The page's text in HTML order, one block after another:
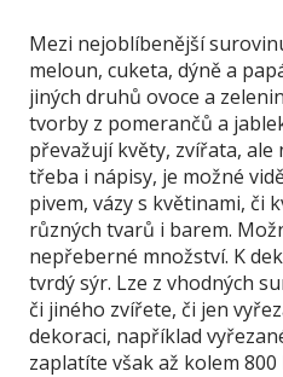
Mezi nejoblíbenější
meloun, cuketa, dýně a
jiných druhů ovoce a
tvorby z pomerančů a
převažují květy, zvířata, ale
třeba i nápisy, je možné
pivem, vázy s květinami, či
různých tvarů i barem.
nepřeberné množství. K
tvrdý sýr. Lze z vhodných
či jiného zvířete, či jen
dekoraci, například
zaplatíte však až kolem 800